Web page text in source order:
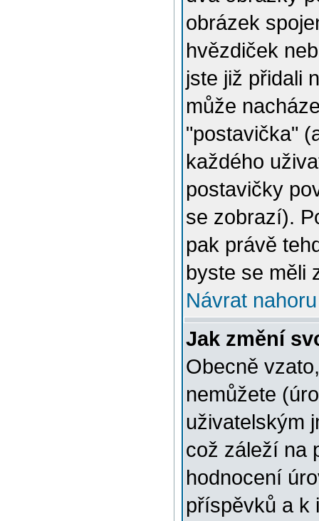
obrázek
hvězdiček
jste již přidali
může
"postavička"
každého
postavičky
se zobrazí).
pak právě
byste se měli
Návrat nahoru
Jak změní
Obecně
nemůžete
uživatelským
což záleží na
hodnocení
příspěvků a k